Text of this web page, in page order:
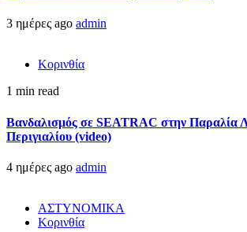
3 ημέρες ago admin
Κορινθία
1 min read
Βανδαλισμός σε SEATRAC στην Παραλία
Περιγιαλίου (video)
4 ημέρες ago admin
ΑΣΤΥΝΟΜΙΚΑ
Κορινθία